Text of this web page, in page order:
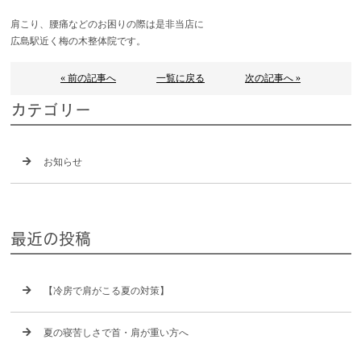
肩こり、腰痛などのお困りの際は是非当店に
広島駅近く梅の木整体院です。
« 前の記事へ 一覧に戻る 次の記事へ »
カテゴリー
お知らせ
最近の投稿
【冷房で肩がこる夏の対策】
夏の寝苦しさで首・肩が重い方へ